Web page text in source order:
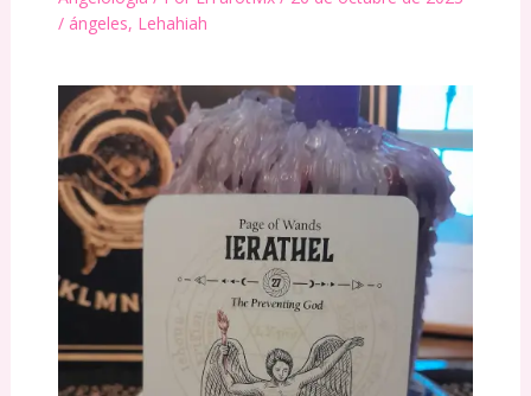
/ ángeles, Lehahiah